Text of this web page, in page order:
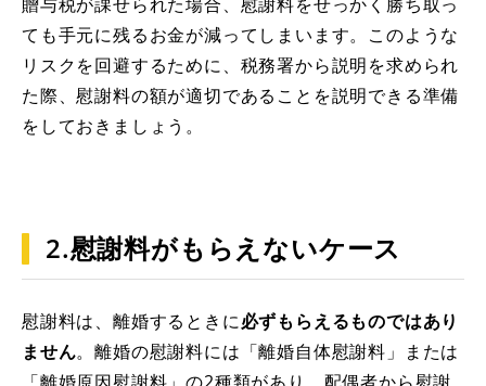
ても手元に残るお金が減ってしまいます。このような
リスクを回避するために、税務署から説明を求められ
た際、慰謝料の額が適切であることを説明できる準備
をしておきましょう。
2.慰謝料がもらえないケース
慰謝料は、離婚するときに必ずもらえるものではあり
ません。離婚の慰謝料には「離婚自体慰謝料」または